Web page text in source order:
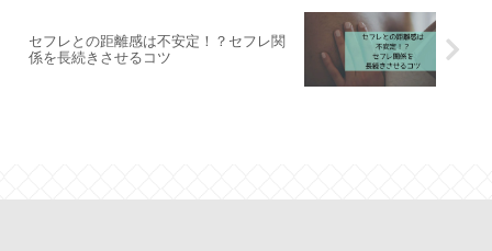
セフレとの距離感は不安定！？セフレ関
係を長続きさせるコツ